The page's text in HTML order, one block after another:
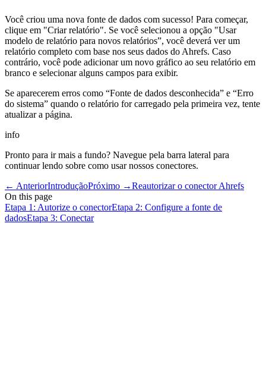
Você criou uma nova fonte de dados com sucesso! Para começar,
clique em "Criar relatório". Se você selecionou a opção "Usar
modelo de relatório para novos relatórios”, você deverá ver um
relatório completo com base nos seus dados do Ahrefs. Caso
contrário, você pode adicionar um novo gráfico ao seu relatório em
branco e selecionar alguns campos para exibir.
Se aparecerem erros como “Fonte de dados desconhecida” e “Erro
do sistema” quando o relatório for carregado pela primeira vez, tente
atualizar a página.
info
Pronto para ir mais a fundo? Navegue pela barra lateral para
continuar lendo sobre como usar nossos conectores.
← AnteriorIntroduçãoPróximo →Reautorizar o conector Ahrefs
On this page
Etapa 1: Autorize o conectorEtapa 2: Configure a fonte de
dadosEtapa 3: Conectar